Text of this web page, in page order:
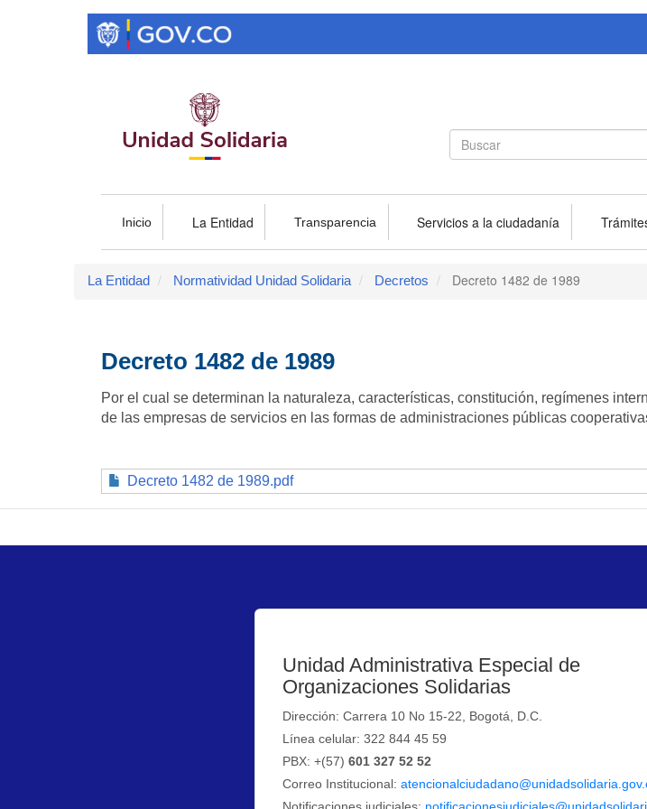
Search
form
Buscar
Inicio La Entidad Transparencia Servicios a la ciudadanía
La Entidad Normatividad Unidad Solidaria Decretos Decreto 1482 de 1989
Decreto 1482 de 1989
Por el cual se determinan la naturaleza, características, constitución, regímenes
de las empresas de servicios en las formas de administraciones públicas
Decreto 1482 de 1989.pdf
Unidad Administrativa Especial de
Organizaciones Solidarias
Dirección: Carrera 10 No 15-22, Bogotá, D.C.
Línea celular: 322 844 45 59
PBX: +(57)601 327 52 52
Correo Institucional: